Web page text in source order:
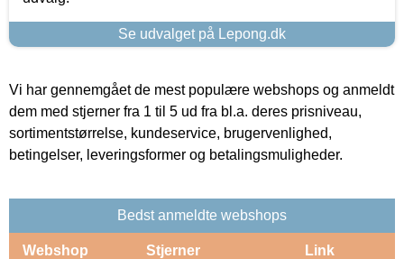
Se udvalget på Lepong.dk
Vi har gennemgået de mest populære webshops og anmeldt
dem med stjerner fra 1 til 5 ud fra bl.a. deres prisniveau,
sortimentstørrelse, kundeservice, brugervenlighed,
betingelser, leveringsformer og betalingsmuligheder.
Bedst anmeldte webshops
Webshop Stjerner Link